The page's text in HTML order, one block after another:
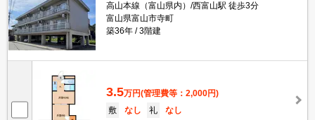
高山本線（富山県内）/西富山駅 徒歩3分
富山県富山市寺町
築36年
3階建
3.5万円(管理費等：2,000円)
敷
なし 礼
なし